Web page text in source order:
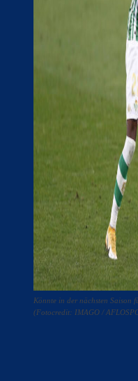
Könnte in der nächsten Saison
(Fotocredit: IMAGO /